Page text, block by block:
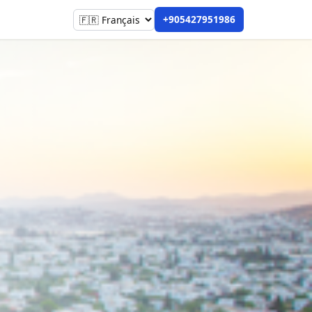
+905427951986